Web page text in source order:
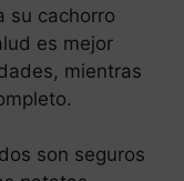
su cachorro
es mejor
mientras
son seguros